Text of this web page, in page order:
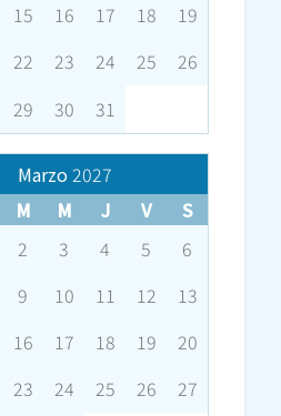
15 16 17 18
19
22 23 24 25
26
29 30 31
Marzo2027
M M J V
S
2 3 4 5
6
9 10 11 12
13
16 17 18 19
20
23 24 25 26
27